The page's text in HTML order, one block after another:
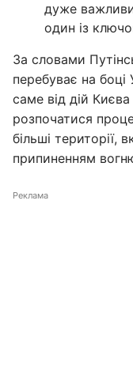
дуже
один із
За словами
перебуває на боці
саме від дій
розпочатися
більші території,
припиненням
Реклама